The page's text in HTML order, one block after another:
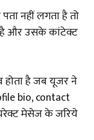
नहीं लगता है तो
और उसके कांटेक्ट
होता है जब यूजर ने
bio, contact
मेसेज के जरिये